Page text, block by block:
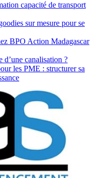
capacité de transport
sur mesure pour se
BPO Action Madagascar
d’une canalisation ?
les PME : structurer sa